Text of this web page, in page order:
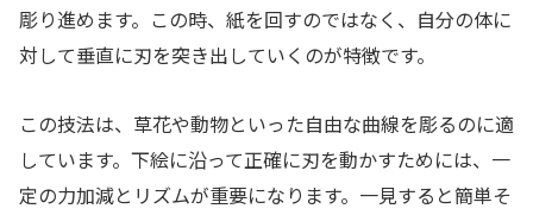
彫り進めます。この時、紙を回すのではなく、自分の体に
対して垂直に刃を突き出していくのが特徴です。
この技法は、草花や動物といった自由な曲線を彫るのに適
しています。下絵に沿って正確に刃を動かすためには、一
定の力加減とリズムが重要になります。一見すると簡単そ